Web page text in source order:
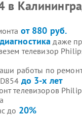
в
от 880 руб.
даже
телевизор
работы по
до 3-х лет
телевизоров
до 20%